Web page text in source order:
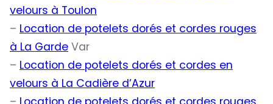
velours à Toulon
– Location de potelets dorés et cordes rouges
à La Garde Var
– Location de potelets dorés et cordes en
velours à La Cadière d’Azur